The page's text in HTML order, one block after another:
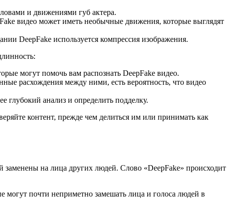
и движениями губ актера.
видео может иметь необычные движения, которые выглядят
DeepFake используется компрессия изображения.
могут помочь вам распознать DeepFake видео.
расхождения между ними, есть вероятность, что видео
глубокий анализ и определить подделку.
контент, прежде чем делиться им или принимать как
заменены на лица других людей. Слово «DeepFake» происходит
могут почти неприметно замешать лица и голоса людей в